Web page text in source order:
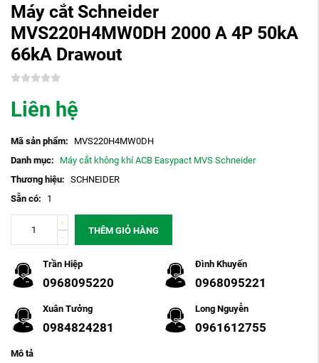
Máy cắt Schneider
MVS220H4MW0DH 2000 A 4P 50kA
66kA Drawout
Liên hệ
Mã sản phẩm:
MVS220H4MW0DH
Danh mục:
Máy cắt không khí ACB Easypact MVS Schneider
Thương hiệu: SCHNEIDER
Sẵn có:
1
THÊM GIỎ HÀNG
Trần Hiệp
0968095220
Đình Khuyến
0968095221
Xuân Tưởng
0984824281
Long Nguyễn
0961612755
Mô tả